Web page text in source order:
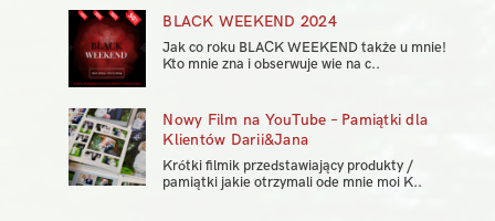
BLACK WEEKEND 2024
Jak co roku BLACK WEEKEND także u mnie!
Kto mnie zna i obserwuje wie na c..
Nowy Film na YouTube – Pamiątki dla
Klientów Darii&Jana
Krótki filmik przedstawiający produkty /
pamiątki jakie otrzymali ode mnie moi K..